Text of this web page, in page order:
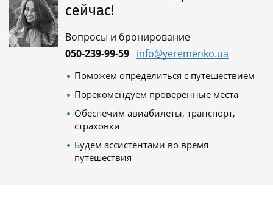
сейчас!
Вопросы и бронирование
050-239-99-59 info@yeremenko.ua
Поможем определиться с путешествием
Порекомендуем проверенные места
Обеспечим авиабилеты, транспорт,
страховки
Будем ассистентами во время
путешествия